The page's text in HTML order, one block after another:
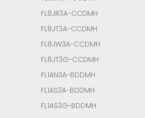
FL8JR3A-CCDMH
FL8JT3A-CCDMH
FL8JW3A-CCDMH
FL8JT3G-CCDMH
FL1AN3A-BDDMH
FL1AS3A-BDDMH
FL1AS3G-BDDMH